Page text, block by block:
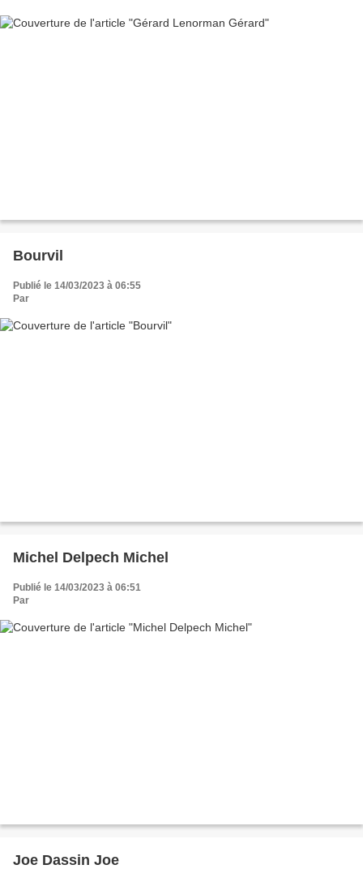
Bourvil
Publié le 14/03/2023 à 06:55
Par
Michel Delpech Michel
Publié le 14/03/2023 à 06:51
Par
Joe Dassin Joe